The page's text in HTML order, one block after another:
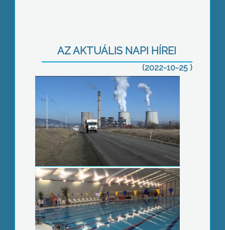
AZ AKTUÁLIS NAPI HÍREI
(2022-10-25 )
Energetikai fejlesztéseket hajt végre a
Sportfólió
Kamatplafon és hitelmoratórium
vezetését kéri az Iparkamara